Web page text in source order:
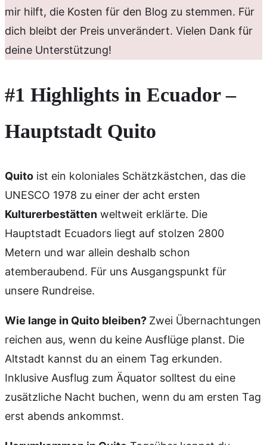
mir hilft, die Kosten für den Blog zu stemmen. Für
dich bleibt der Preis unverändert. Vielen Dank für
deine Unterstützung!
#1 Highlights in Ecuador –
Hauptstadt Quito
Quito ist ein koloniales Schätzkästchen, das die
UNESCO 1978 zu einer der acht ersten
Kulturerbestätten weltweit erklärte. Die
Hauptstadt Ecuadors liegt auf stolzen 2800
Metern und war allein deshalb schon
atemberaubend. Für uns Ausgangspunkt für
unsere Rundreise.
Wie lange in Quito bleiben? Zwei Übernachtungen
reichen aus, wenn du keine Ausflüge planst. Die
Altstadt kannst du an einem Tag erkunden.
Inklusive Ausflug zum Äquator solltest du eine
zusätzliche Nacht buchen, wenn du am ersten Tag
erst abends ankommst.